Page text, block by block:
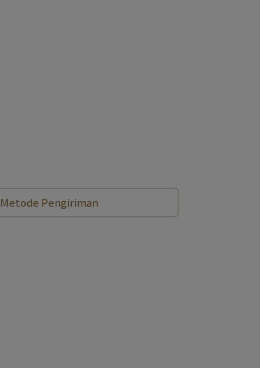
Metode Pengiriman